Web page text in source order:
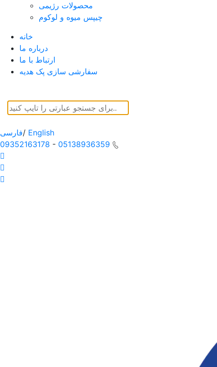
محصولات رژیمی
چیپس میوه و لوکوم
خانه
درباره ما
ارتباط با ما
سفارشی سازی پک هدیه
فارسی/ English
09352163178 - 05138936359